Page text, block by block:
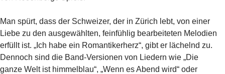
Man spürt, dass der Schweizer, der in Zürich lebt, von einer
Liebe zu den ausgewählten, feinfühlig bearbeiteten Melodien
erfüllt ist. „Ich habe ein Romantikerherz“, gibt er lächelnd zu.
Dennoch sind die Band-Versionen von Liedern wie „Die
ganze Welt ist himmelblau“, „Wenn es Abend wird“ oder